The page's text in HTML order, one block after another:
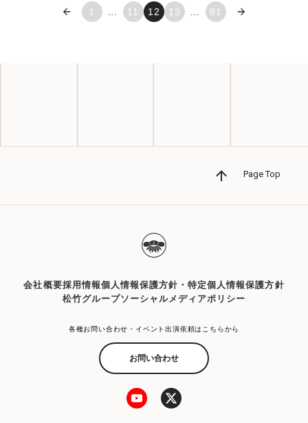
« 前へ 1 11 12 13 81 次へ »
Page Top
会社概要採用情報個人情報保護方針・特定個人情報保護方針
松竹グループソーシャルメディアポリシー
各種お問い合わせ・イベント出演依頼はこちらから
お問い合わせ